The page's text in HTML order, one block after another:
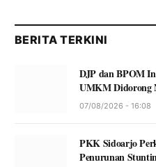
BERITA TERKINI
DJP dan BPOM
UMKM Didorong
07/08/2026 - 16:08
PKK Sidoarjo
Penurunan